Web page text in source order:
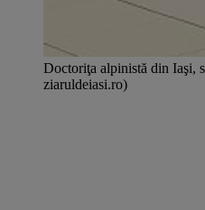
Doctoriţa alpinistă din Iaşi,
ziaruldeiasi.ro)